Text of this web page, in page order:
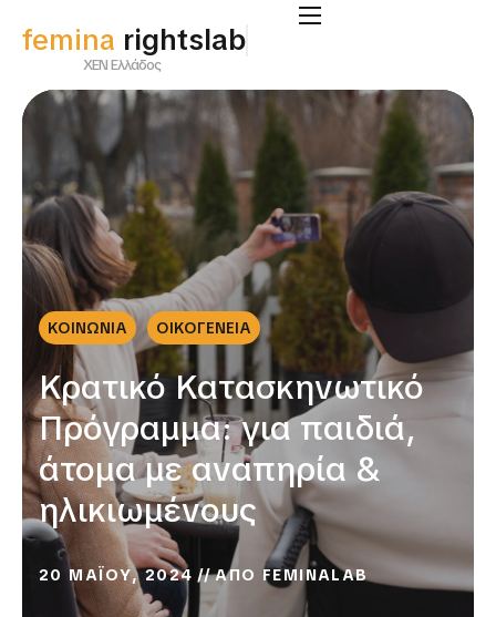
femina rightslab
ΧΕΝ Ελλάδος
ΚΟΙΝΩΝΙΑ ΟΙΚΟΓΕΝΕΙΑ
Κρατικό Κατασκηνωτικό
Πρόγραμμα: για παιδιά,
άτομα με αναπηρία &
ηλικιωμένους
20 ΜΑΪΟΥ, 2024 ΑΠΟFEMINALAB